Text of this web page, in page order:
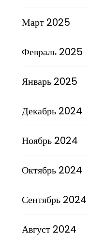
Март 2025
Февраль 2025
Январь 2025
Декабрь 2024
Ноябрь 2024
Октябрь 2024
Сентябрь 2024
Август 2024